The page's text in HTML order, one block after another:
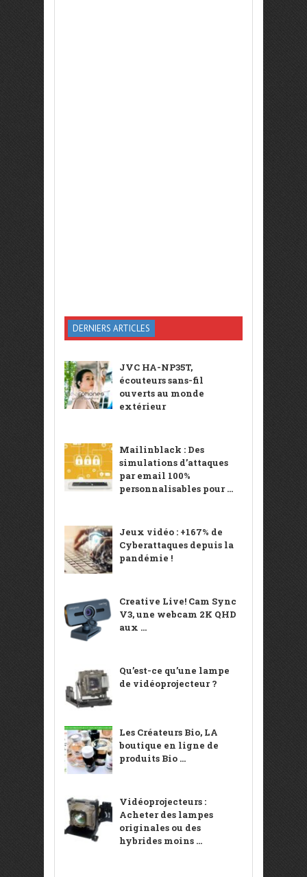
DERNIERS ARTICLES
JVC HA-NP35T,
écouteurs sans-fil
ouverts au monde
extérieur
Mailinblack : Des
simulations d’attaques
par email 100%
personnalisables pour ...
Jeux vidéo : +167% de
Cyberattaques depuis la
pandémie !
Creative Live! Cam Sync
V3, une webcam 2K QHD
aux ...
Qu’est-ce qu’une lampe
de vidéoprojecteur ?
Les Créateurs Bio, LA
boutique en ligne de
produits Bio ...
Vidéoprojecteurs :
Acheter des lampes
originales ou des
hybrides moins ...